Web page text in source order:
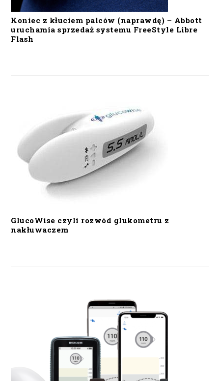
Koniec z kłuciem palców (naprawdę) – Abbott
uruchamia sprzedaż systemu FreeStyle Libre
Flash
GlucoWise czyli rozwód glukometru z
nakłuwaczem